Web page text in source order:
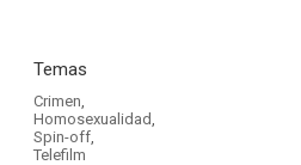
Temas
Crimen,
Homosexualidad,
Spin-off,
Telefilm